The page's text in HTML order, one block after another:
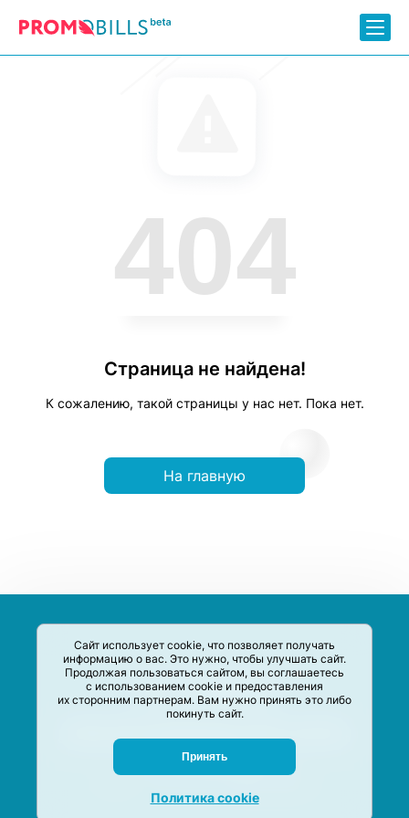
Сайт использует cookie, что позволяет получать
информацию о вас. Это нужно, чтобы улучшать сайт.
Продолжая пользоваться сайтом, вы соглашаетесь
с использованием cookie и предоставления
их сторонним партнерам. Вам нужно принять это либо
покинуть сайт.
Принять
Политика cookie
404
Страница не найдена!
К сожалению, такой страницы у нас нет. Пока нет.
На главную
систематизации акций и скидок на товары и услуги в РФ
Задать вопрос
© M-Social production 2020 –2026